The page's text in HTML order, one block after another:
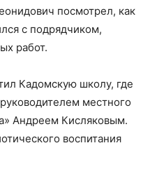
посмотрел, как
с подрядчиком,
работ.
Кадомскую школу, где
местного
Андреем Кисляковым.
воспитания